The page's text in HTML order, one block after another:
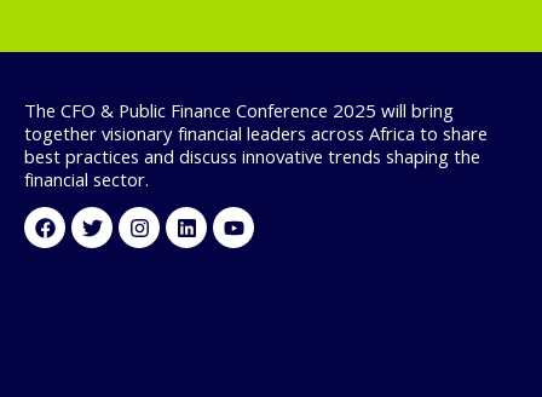
The CFO & Public Finance Conference 2025 will bring
together visionary financial leaders across Africa to share
best practices and discuss innovative trends shaping the
financial sector.
Facebook
TwitterInstagram
LinkedinYoutube